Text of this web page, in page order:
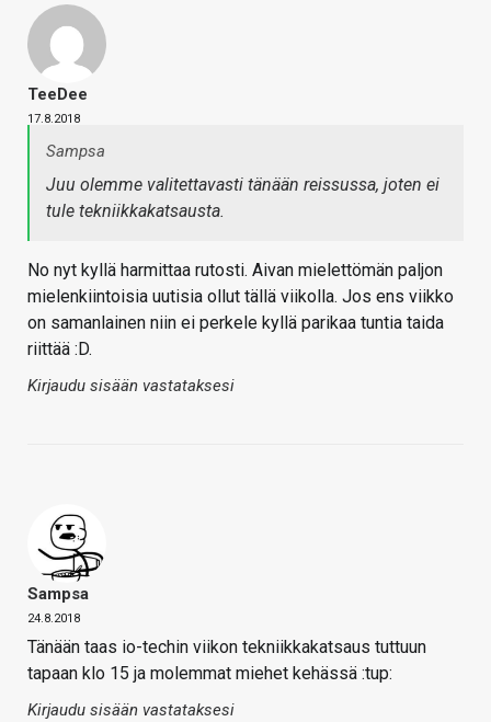
TeeDee
17.8.2018
Sampsa
Juu olemme valitettavasti tänään reissussa, joten ei
tule tekniikkakatsausta.
No nyt kyllä harmittaa rutosti. Aivan mielettömän paljon
mielenkiintoisia uutisia ollut tällä viikolla. Jos ens viikko
on samanlainen niin ei perkele kyllä parikaa tuntia taida
riittää :D.
Kirjaudu sisään vastataksesi
Sampsa
24.8.2018
Tänään taas io-techin viikon tekniikkakatsaus tuttuun
tapaan klo 15 ja molemmat miehet kehässä :tup:
Kirjaudu sisään vastataksesi